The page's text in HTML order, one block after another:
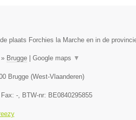
plaats Forchies la Marche en in de
Brugge| Google maps ▼
Brugge(West-Vlaanderen)
-, BTW-nr: BE0840295855